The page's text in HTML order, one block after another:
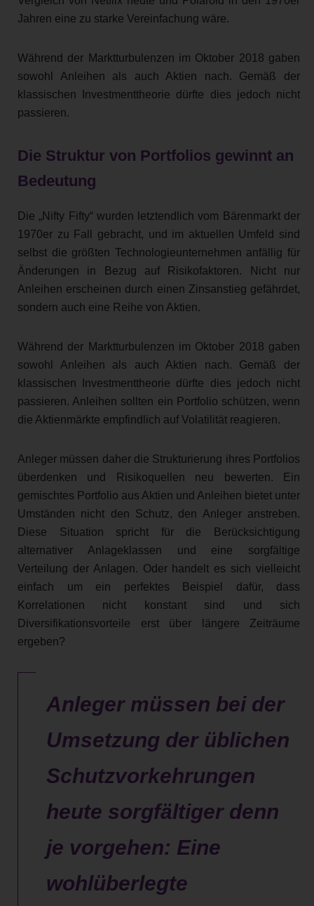
Jahren eine zu starke Vereinfachung wäre.
Während der Marktturbulenzen im Oktober 2018 gaben
sowohl Anleihen als auch Aktien nach. Gemäß der
klassischen Investmenttheorie dürfte dies jedoch nicht
passieren.
Die Struktur von Portfolios gewinnt an
Bedeutung
Die „Nifty Fifty“ wurden letztendlich vom Bärenmarkt der
1970er zu Fall gebracht, und im aktuellen Umfeld sind
selbst die größten Technologieunternehmen anfällig für
Änderungen in Bezug auf Risikofaktoren. Nicht nur
Anleihen erscheinen durch einen Zinsanstieg gefährdet,
sondern auch eine Reihe von Aktien.
Während der Marktturbulenzen im Oktober 2018 gaben
sowohl Anleihen als auch Aktien nach. Gemäß der
klassischen Investmenttheorie dürfte dies jedoch nicht
passieren. Anleihen sollten ein Portfolio schützen, wenn
die Aktienmärkte empfindlich auf Volatilität reagieren.
Anleger müssen daher die Strukturierung ihres Portfolios
überdenken und Risikoquellen neu bewerten. Ein
gemischtes Portfolio aus Aktien und Anleihen bietet unter
Umständen nicht den Schutz, den Anleger anstreben.
Diese Situation spricht für die Berücksichtigung
alternativer Anlageklassen und eine sorgfältige
Verteilung der Anlagen. Oder handelt es sich vielleicht
einfach um ein perfektes Beispiel dafür, dass
Korrelationen nicht konstant sind und sich
Diversifikationsvorteile erst über längere Zeiträume
ergeben?
Anleger müssen bei der
Umsetzung der üblichen
Schutzvorkehrungen
heute sorgfältiger denn
je vorgehen: Eine
wohlüberlegte